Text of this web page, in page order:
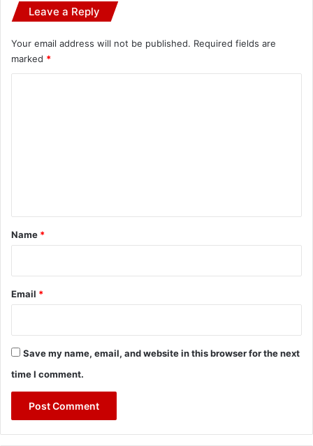
Leave a Reply
Your email address will not be published. Required fields are
marked *
*
Name *
Email *
Save my name, email, and website in this browser for the next
time I comment.